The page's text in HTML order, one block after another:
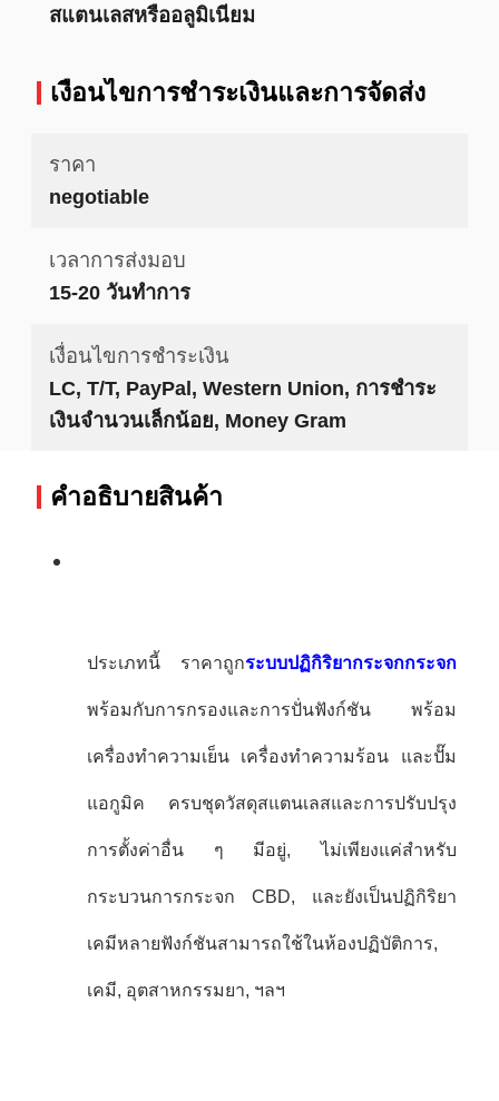
สแตนเลสหรืออลูมิเนียม
เงื่อนไขการชําระเงินและการจัดส่ง
ราคา
negotiable
เวลาการส่งมอบ
15-20 วันทำการ
เงื่อนไขการชำระเงิน
LC, T/T, PayPal, Western Union, การชำระ
เงินจำนวนเล็กน้อย, Money Gram
คําอธิบายสินค้า
ประเภทนี้ ราคาถูกระบบปฏิกิริยากระจกกระจก
พร้อมกับการกรองและการปั่นฟังก์ชัน พร้อม
เครื่องทําความเย็น เครื่องทําความร้อน และปั๊ม
แอกูมิค ครบชุดวัสดุสแตนเลสและการปรับปรุง
การตั้งค่าอื่น ๆ มีอยู่, ไม่เพียงแค่สําหรับ
กระบวนการกระจก CBD, และยังเป็นปฏิกิริยา
เคมีหลายฟังก์ชันสามารถใช้ในห้องปฏิบัติการ,
เคมี, อุตสาหกรรมยา, ฯลฯ